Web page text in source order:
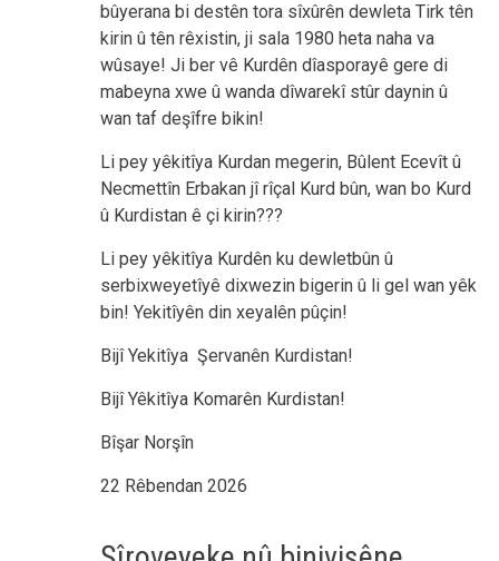
bûyerana bi destên tora sîxûrên dewleta Tirk tên
kirin û tên rêxistin, ji sala 1980 heta naha va
wûsaye! Ji ber vê Kurdên dîasporayê gere di
mabeyna xwe û wanda dîwarekî stûr daynin û
wan taf deşîfre bikin!
Li pey yêkitîya Kurdan megerin, Bûlent Ecevît û
Necmettîn Erbakan jî rîçal Kurd bûn, wan bo Kurd
û Kurdistan ê çi kirin???
Li pey yêkitîya Kurdên ku dewletbûn û
serbixweyetîyê dixwezin bigerin û li gel wan yêk
bin! Yekitîyên din xeyalên pûçin!
Bijî Yekitîya Şervanên Kurdistan!
Bijî Yêkitîya Komarên Kurdistan!
Bîşar Norşîn
22 Rêbendan 2026